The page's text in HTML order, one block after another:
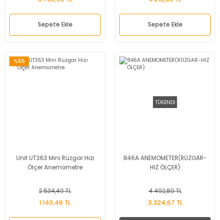
Sepete Ekle Sepete Ekle
%55
Unit UT363 Mini Rüzgar Hızı
Ölçer Anemometre
2.534,40 TL
1.140,48 TL
TÜKENDİ
846A ANEMOMETER(RÜZGAR-
HIZ ÖLÇER)
4.492,80 TL
3.324,67 TL